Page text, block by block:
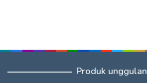
Produk unggulan